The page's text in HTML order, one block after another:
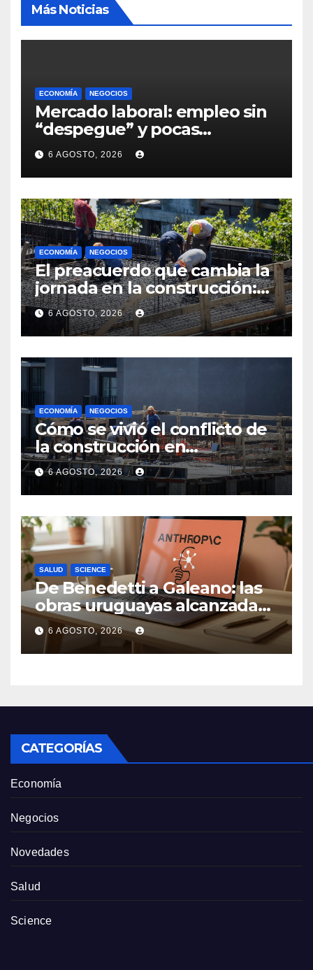
Más Noticias
ECONOMÍA NEGOCIOS
Mercado laboral: empleo sin
“despegue” y pocas
expectativas empresariales
sobre aumento de personal
6 AGOSTO, 2026
ECONOMÍA NEGOCIOS
El preacuerdo que cambia la
jornada en la construcción:
menos horas, subas reales y
convenio hasta 2031
6 AGOSTO, 2026
ECONOMÍA NEGOCIOS
Cómo se vivió el conflicto de
la construcción en
Maldonado, un
departamento donde el
sector tiene sus
particularidades
6 AGOSTO, 2026
SALUD SCIENCE
De Benedetti a Galeano: las
obras uruguayas alcanzadas
por la demanda colectiva de
US$ 1.500 millones contra
Anthropic
6 AGOSTO, 2026
CATEGORÍAS
Economía
Negocios
Novedades
Salud
Science